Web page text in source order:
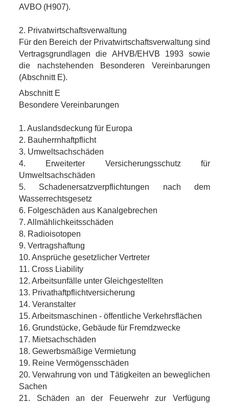
AVBO (H907).
2. Privatwirtschaftsverwaltung
Für den Bereich der Privatwirtschaftsverwaltung sind
Vertragsgrundlagen die AHVB/EHVB 1993 sowie
die nachstehenden Besonderen Vereinbarungen
(Abschnitt E).
Abschnitt E
Besondere Vereinbarungen
1. Auslandsdeckung für Europa
2. Bauherrnhaftpflicht
3. Umweltsachschäden
4. Erweiterter Versicherungsschutz für
Umweltsachschäden
5. Schadenersatzverpflichtungen nach dem
Wasserrechtsgesetz
6. Folgeschäden aus Kanalgebrechen
7. Allmählichkeitsschäden
8. Radioisotopen
9. Vertragshaftung
10. Ansprüche gesetzlicher Vertreter
11. Cross Liability
12. Arbeitsunfälle unter Gleichgestellten
13. Privathaftpflichtversicherung
14. Veranstalter
15. Arbeitsmaschinen - öffentliche Verkehrsflächen
16. Grundstücke, Gebäude für Fremdzwecke
17. Mietsachschäden
18. Gewerbsmäßige Vermietung
19. Reine Vermögensschäden
20. Verwahrung von und Tätigkeiten an beweglichen
Sachen
21. Schäden an der Feuerwehr zur Verfügung